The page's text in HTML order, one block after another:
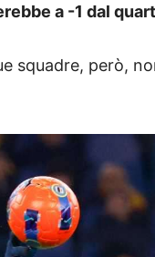
a -1 dal
squadre, però,